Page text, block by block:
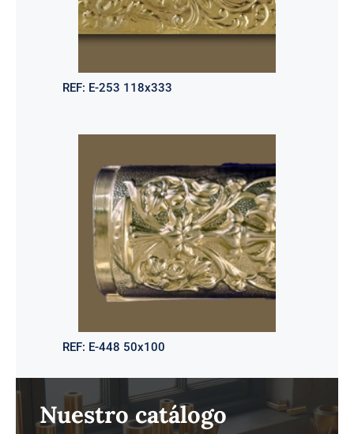
REF: E-253 118x333
REF: E-448 50x100
Nuestro catálogo